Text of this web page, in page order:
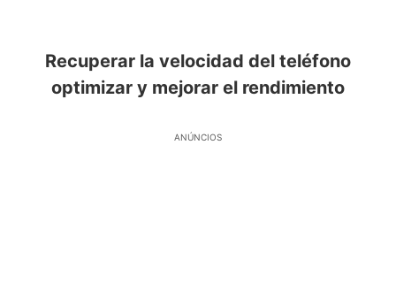
Recuperar la velocidad del teléfono
optimizar y mejorar el rendimiento
ANÚNCIOS